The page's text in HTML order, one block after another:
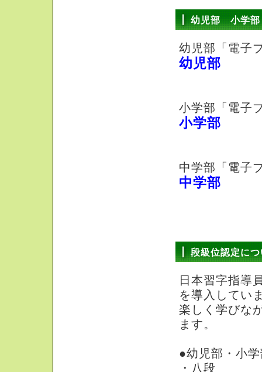
幼児部 小学
幼児部「電子
幼児部
小学部「電子
小学部
中学部「電子
中学部
段級位認定に
日本習字指導
を導入してい
楽しく学びな
ます。
●幼児部・小
・八段